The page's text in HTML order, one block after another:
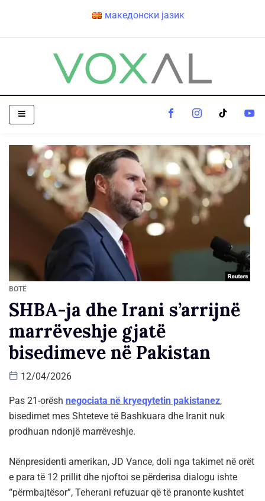
македонски јазик
BOTË
SHBA-ja dhe Irani s’arrijnë
marrëveshje gjatë
bisedimeve në Pakistan
12/04/2026
Pas 21-orësh negociata në kryeqytetin pakistanez,
bisedimet mes Shteteve të Bashkuara dhe Iranit nuk
prodhuan ndonjë marrëveshje.
Nënpresidenti amerikan, JD Vance, doli nga takimet në orët
e para të 12 prillit dhe njoftoi se përderisa dialogu ishte
“përmbajtësor”, Teherani refuzuar që të pranonte kushtet